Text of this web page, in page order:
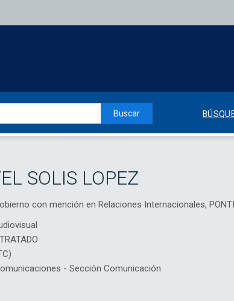
Buscar
SOLIS LOPEZ
con mención en Relaciones Internacionales,
- Sección Comunicación